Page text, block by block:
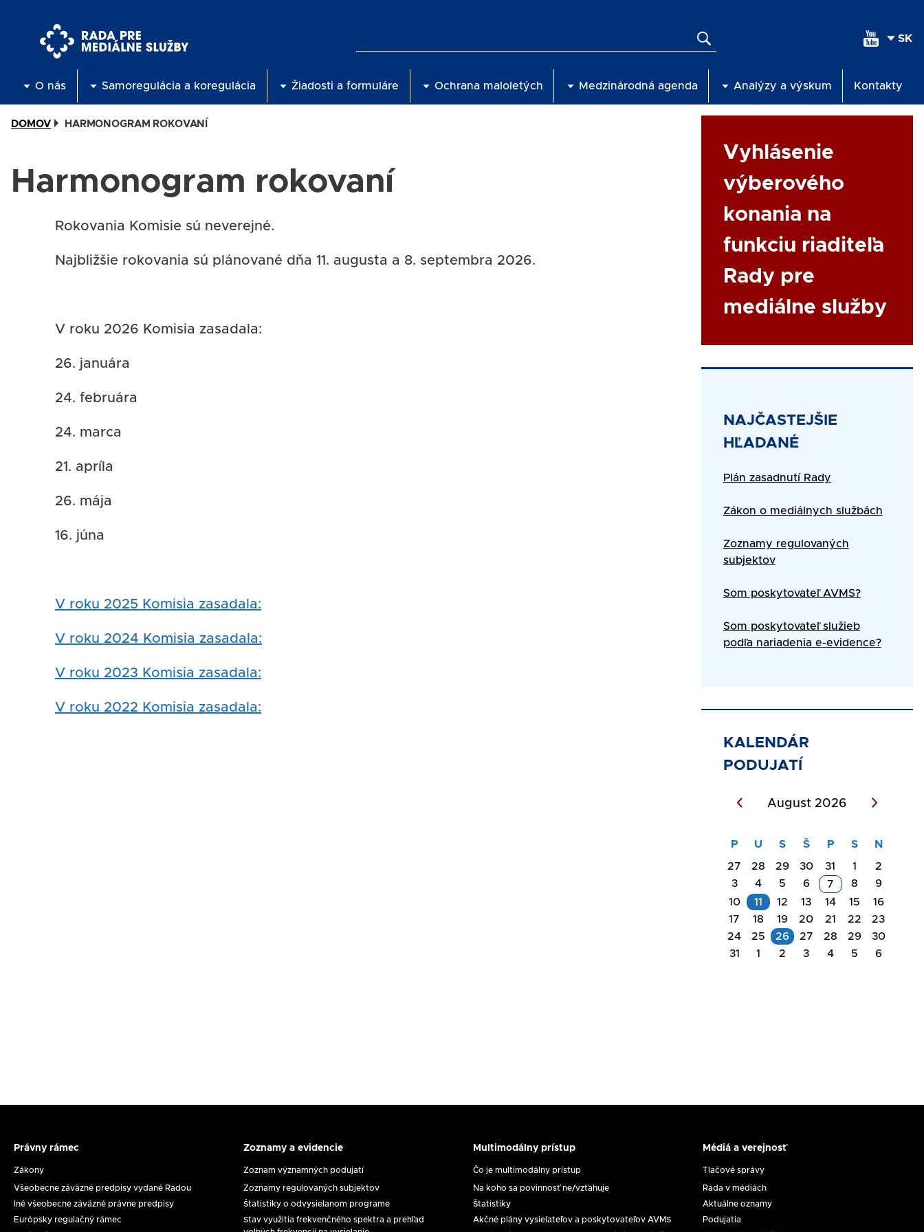
O nás Samoregulácia a koregulácia Žiadosti a formuláre Ochrana maloletých Medzinárodná agenda Analýzy a výskum Kontakty
DOMOV HARMONOGRAM ROKOVANÍ
Harmonogram rokovaní
Rokovania Komisie sú neverejné.
Najbližšie rokovania sú plánované dňa 11. augusta a 8. septembra 2026.
V roku 2026 Komisia zasadala:
26. januára
24. februára
24. marca
21. apríla
26. mája
16. júna
V roku 2025 Komisia zasadala:
V roku 2024 Komisia zasadala:
V roku 2023 Komisia zasadala:
V roku 2022 Komisia zasadala:
Link
Vyhlásenie
výberového
konania na
funkciu riaditeľa
Rady pre
mediálne služby
Title
NAJČASTEJŠIE
HĽADANÉ
Text
Plán zasadnutí Rady
Zákon o mediálnych službách
Zoznamy regulovaných
subjektov
Som poskytovateľ AVMS?
Som poskytovateľ služieb
podľa nariadenia e-evidence?
KALENDÁR
PODUJATÍ
August 2026
27 28 29 30 31 1
2
3
4 5 6 7 8
9
10
11 12 13 14 15
16
17
18 19 20 21 22
23
24
25 26 27 28 29
30
31
1 2 3 4 5 6
Právny
rámec
Právny rámec
Zákony
Všeobecne záväzné predpisy vydané Radou
Iné všeobecne záväzné právne predpisy
Európsky regulačný rámec
Zoznamy
a
evidencie
Zoznamy a evidencie
Zoznam významných podujatí
Zoznamy regulovaných subjektov
Štatistiky o odvysielanom programe
Stav využitia frekvenčného spektra a prehľad
Multimodálny
prístup
Multimodálny prístup
Čo je multimodálny prístup
Na koho sa povinnosť ne/vzťahuje
Štatistiky
Akčné plány vysielateľov a poskytovateľov AVMS
a
verejnosť
Médiá a verejnosť
Tlačové správy
Rada v médiách
Aktuálne oznamy
Podujatia
Akcie
na
maloletých
8.
2026
č.